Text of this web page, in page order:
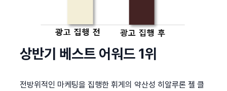
상반기 베스트 어워드 1위
전방위적인 마케팅을 집행한 휘게의 약산성 히알루론 젤 클